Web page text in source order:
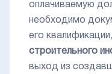
оплачиваемую
необходимо
его
строительного
выход из